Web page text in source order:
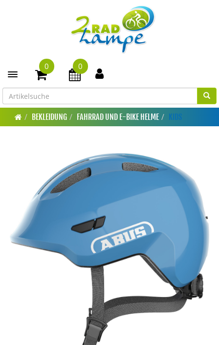
Toggle navigation
0 0
BEKLEIDUNG FAHRRAD UND E-BIKE HELME KIDS